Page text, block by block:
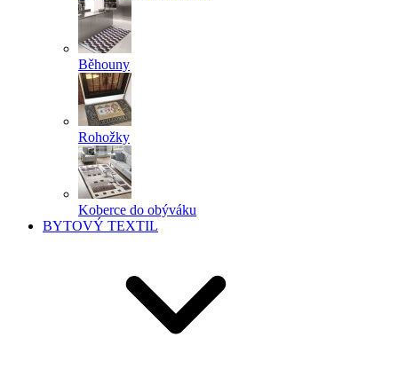
Běhouny
Rohožky
Koberce do obýváku
BYTOVÝ TEXTIL